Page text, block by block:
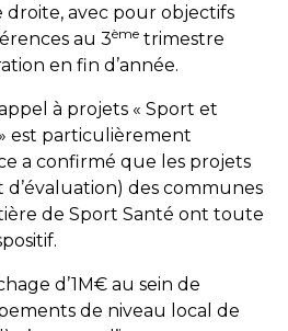
droite, avec pour objectifs
au 3ème trimestre
en fin d’année.
à projets « Sport et
est particulièrement
a confirmé que les projets
d’évaluation) des communes
de Sport Santé ont toute
d’1M€ au sein de
de niveau local de